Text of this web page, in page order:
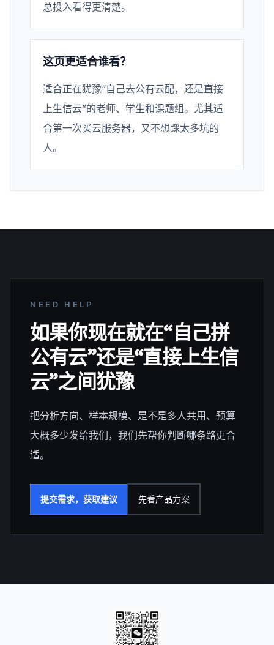
总投入看得更清楚。
这页更适合谁看？
适合正在犹豫“自己去公有云配，还是直接
上生信云”的老师、学生和课题组。尤其适
合第一次买云服务器，又不想踩太多坑的
人。
NEED HELP
如果你现在就在“自己拼
公有云”还是“直接上生信
云”之间犹豫
把分析方向、样本规模、是不是多人共用、预算
大概多少发给我们，我们先帮你判断哪条路更合
适。
提交需求，获取建议 先看产品方案